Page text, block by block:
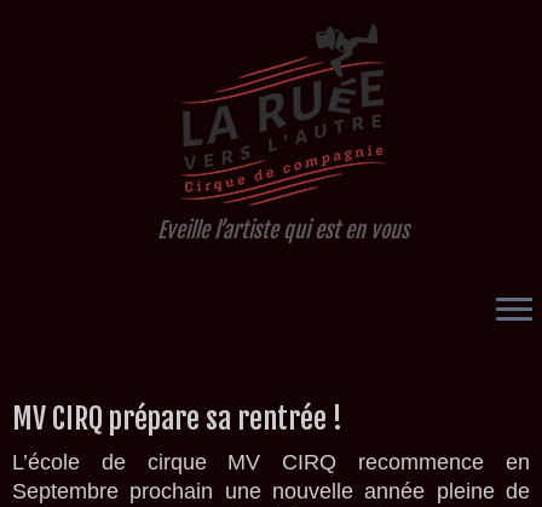
au
contenu
Eveille l’artiste qui est en vous
MV CIRQ prépare sa rentrée !
L’école de cirque MV CIRQ recommence en
Septembre prochain une nouvelle année pleine de